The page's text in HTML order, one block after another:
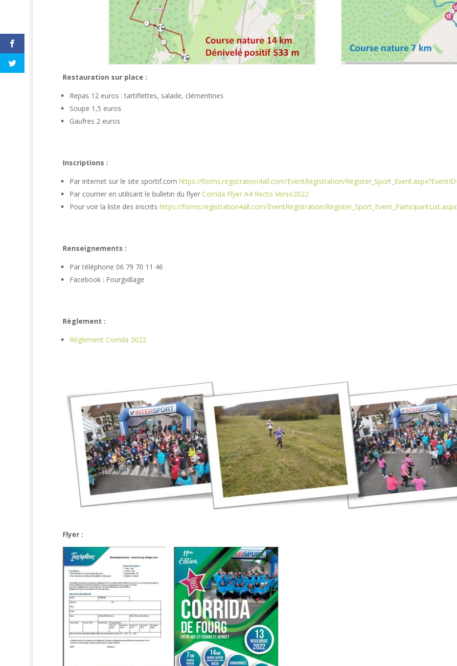
Restauration sur place :
Repas 12 euros : tartiflettes, salade, clémentines
Soupe 1,5 euros
Gaufres 2 euros
Inscriptions :
Par internet sur le site sportif.com https://forms.registration4all.com/EventRegistration/
Par courrier en utilisant le bulletin du flyer Corrida Flyer A4 Recto Verso2022
Pour voir la liste des inscrits https://forms.registration4all.com/EventRegistration/
Renseignements :
Par téléphone 06 79 70 11 46
Facebook : Fourgvillage
Règlement :
Règlement Corrida 2022
Flyer :